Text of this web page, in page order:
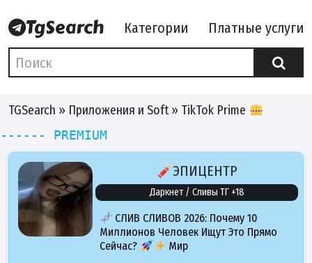
Категории Платные услуги
TGSearch » Приложения и Soft» TikTok Prime
------ PREMIUM
ЭПИЦЕНТР
Даркнет / Сливы ТГ +18
СЛИВ СЛИВОВ 2026: Почему 10
Миллионов Человек Ищут Это Прямо
Сейчас?
Мир